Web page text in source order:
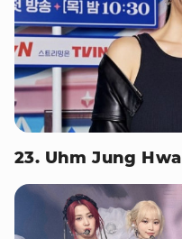
23. Uhm Jung Hwa